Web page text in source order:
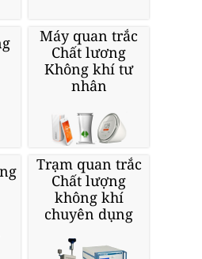
Máy quan trắc
Chất lương
Không khí tư
nhân
Trạm quan trắc
Chất lượng
không khí
chuyên dụng